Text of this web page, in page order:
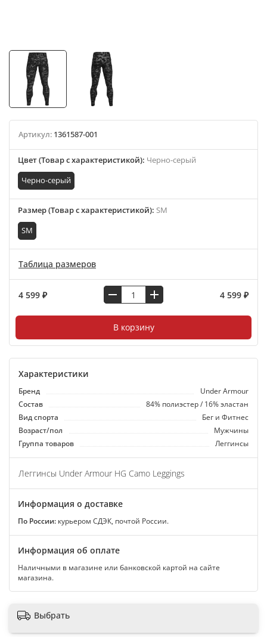
Артикул: 1361587-001
Цвет (Товар с характеристикой): Черно-серый
Черно-серый
Размер (Товар с характеристикой): SM
SM
Таблица размеров
4 599 ₽ 4 599 ₽
В корзину
Характеристики
Бренд
Under Armour
Состав
84% полиэстер / 16% эластан
Вид спорта
Бег и Фитнес
Возраст/пол
Мужчины
Группа товаров
Леггинсы
Леггинсы Under Armour HG Camo Leggings
Информация о доставке
По России: курьером СДЭК, почтой России.
Информация об оплате
Наличными в магазине или банковской картой на сайте
магазина.
Выбрать